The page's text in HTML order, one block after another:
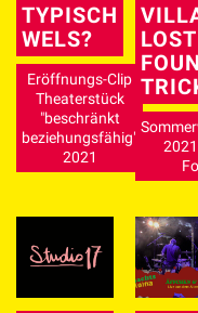
TYPISCH
WELS?
Eröffnungs-Clip
Theaterstück
"beschränkt
beziehungsfähig"
2021